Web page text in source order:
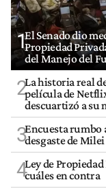
1El Senado dio
Propiedad
del Manejo del
2La historia real
película de
descuartizó a su
3Encuesta rumbo
desgaste de
4Ley de
cuáles en contra